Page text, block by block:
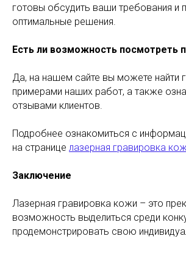
готовы обсудить ваши требования и
оптимальные решения.
Есть ли возможность посмотреть
Да, на нашем сайте вы можете найти
примерами наших работ, а также
отзывами клиентов.
Подробнее ознакомиться с
на странице лазерная гравировка
Заключение
Лазерная гравировка кожи – это
возможность выделиться среди
продемонстрировать свою